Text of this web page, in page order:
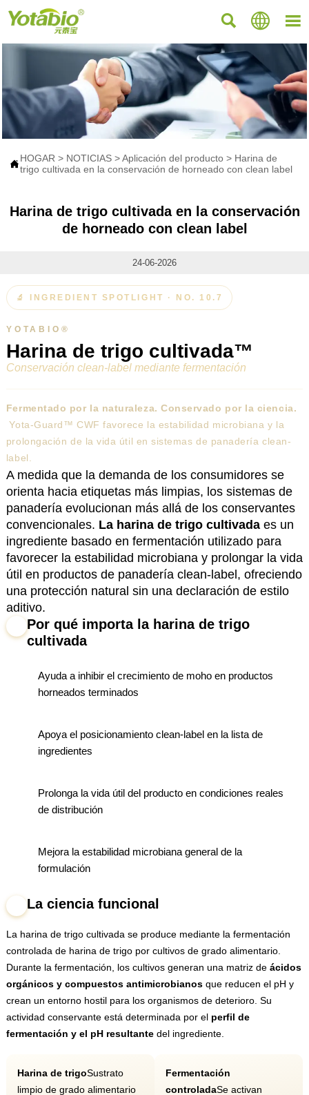
  
HOGAR > NOTICIAS >Aplicación del producto > Harina de
trigo cultivada en la conservación de horneado con clean label
Harina de trigo cultivada en la conservación
de horneado con clean label
24-06-2026
🔬 INGREDIENT SPOTLIGHT · NO. 10.7
YOTABIO®
Harina de trigo cultivada™
Conservación clean-label mediante fermentación
Fermentado por la naturaleza. Conservado por la ciencia.
Yota-Guard™ CWF favorece la estabilidad microbiana y la
prolongación de la vida útil en sistemas de panadería clean-
label.
A medida que la demanda de los consumidores se
orienta hacia etiquetas más limpias, los sistemas de
panadería evolucionan más allá de los conservantes
convencionales. La harina de trigo cultivadaes un
ingrediente basado en fermentación utilizado para
favorecer la estabilidad microbiana y prolongar la vida
útil en productos de panadería clean-label, ofreciendo
una protección natural sin una declaración de estilo
aditivo.
Por qué importa la harina de trigo
cultivada
Ayuda a inhibir el crecimiento de moho en productos
horneados terminados
Apoya el posicionamiento clean-label en la lista de
ingredientes
Prolonga la vida útil del producto en condiciones reales
de distribución
Mejora la estabilidad microbiana general de la
formulación
La ciencia funcional
La harina de trigo cultivada se produce mediante la fermentación
controlada de harina de trigo por cultivos de grado alimentario.
Durante la fermentación, los cultivos generan una matriz de ácidos
orgánicos y compuestos antimicrobianosque reducen el pH y
crean un entorno hostil para los organismos de deterioro. Su
actividad conservante está determinada por el perfil de
fermentación y el pH resultantedel ingrediente.
Harina de trigoSustrato
limpio de grado alimentario
Fermentación
controladaSe activan